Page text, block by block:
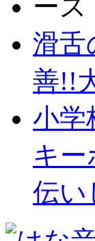
滑舌
善!!
小学
キ
伝い